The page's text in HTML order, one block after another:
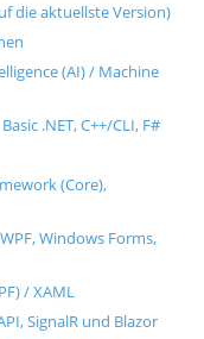
die aktuellste Version)
(AI) / Machine
.NET, C++/CLI, F#
(Core),
Windows Forms,
/ XAML
SignalR und Blazor